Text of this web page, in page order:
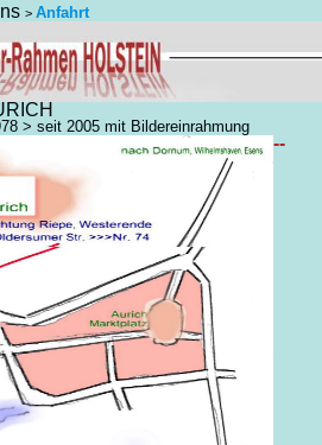
> Anfahrt
> seit 2005 mit Bildereinrahmung
--